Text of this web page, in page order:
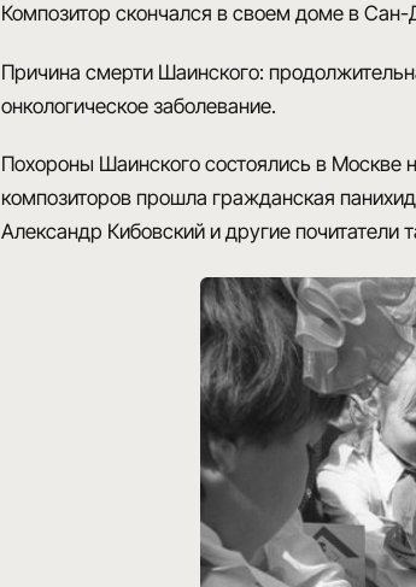
Композитор скончался в своем доме в
Причина смерти Шаинского:
онкологическое заболевание.
Похороны Шаинского состоялись в Москве
композиторов прошла гражданская
Александр Кибовский и другие почитатели